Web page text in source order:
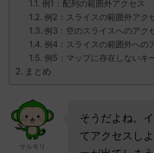
例1：配列の範囲外アクセス
例2：スライスの範囲外アク
例3：空のスライスへのアク
例4：スライスの範囲外への
例5：マップに存在しないキ
まとめ
サルモリ
そうだよね。
てアクセスし